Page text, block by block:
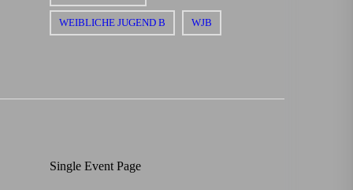
WEIBLICHE JUGEND B WJB
Single Event Page